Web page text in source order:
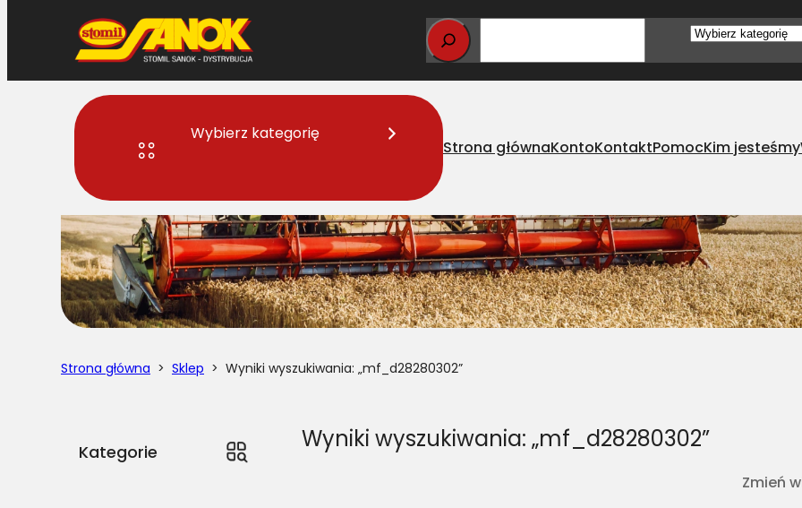
Wybierz
Wybierz kategorię
Strona głównaKontoKontaktPomocKim jesteśmy
Strona główna > Sklep > Wyniki wyszukiwania: „mf_d28280302”
Kategorie Wyniki wyszukiwania: „mf_d28280302”
Zmień